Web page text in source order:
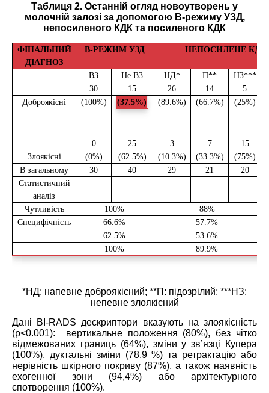
Таблиця 2. Останній огляд новоутворень у
молочній залозі за допомогою В-режиму УЗД,
непосиленого КДК та посиленого КДК
ФІНАЛЬНИЙ
ДІАГНОЗ
В-РЕЖИМ УЗД НЕПОСИЛЕНЕ КДК
B3 Не B3 НД* П**
НЗ***
30
15 26 14
5
Доброякісні
(100%) (37.5%) (89.6%) (66.7%) (25%)
0 25 3 7
15
Злоякісні
(0%) (62.5%) (10.3%) (33.3%) (75%)
В загальному
30 40 29 21
20
Статистичний
аналіз
Чутливість
100%
88%
Специфічність
66.6%
57.7%
62.5%
53.6%
100%
89.9%
*НД: напевне доброякісний; **П : підозрілий; ***НЗ:
непевне злоякісний
Дані BI-RADS дескриптори вказують на злоякісність
(p<0.001): вертикальне положення (80%), без чітко
відмежованих границь (64%), зміни у зв’язці Купера
(100%), дуктальні зміни (78,9 %) та ретрактацію або
нерівність шкірного покриву (87%), а також наявність
ехогенної зони (94,4%) або архітектурного
спотворення (100%).